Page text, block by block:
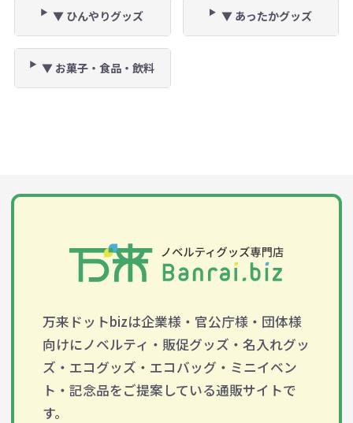
▼ ひんやりグッズ ▼ あったかグッズ
▼ お菓子・食品・飲料
万来ドットbizは企業様・官公庁様・団体様
向けにノベルティ・販促グッズ・名入れグッ
ズ・エコグッズ・エコバッグ・ミニイベン
ト・記念品をご提案している通販サイトで
す。